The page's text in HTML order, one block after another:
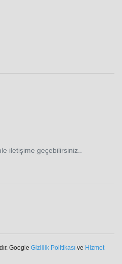
iletişime geçebilirsiniz..
Google Gizlilik Politikası ve Hizmet